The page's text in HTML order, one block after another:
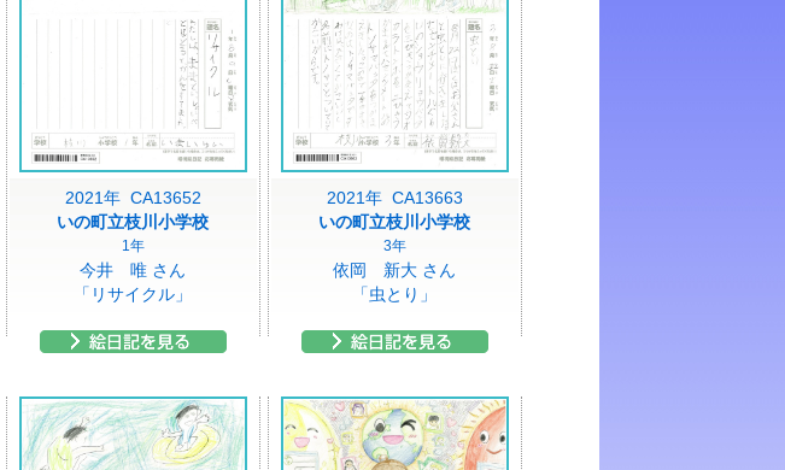
2021年 CA13652
いの町立枝川小学校
1年
今井 唯 さん
「リサイクル」
2021年 CA13663
いの町立枝川小学校
3年
依岡 新大 さん
「虫とり」